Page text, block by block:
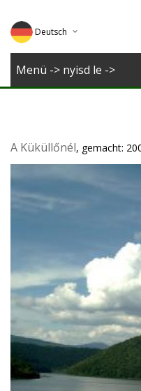
Deutsch
English
Menü -> nyisd le ->
A Küküllőnél, gemacht: